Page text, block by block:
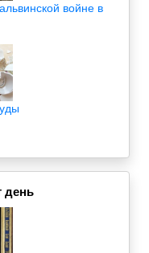
войне в
день